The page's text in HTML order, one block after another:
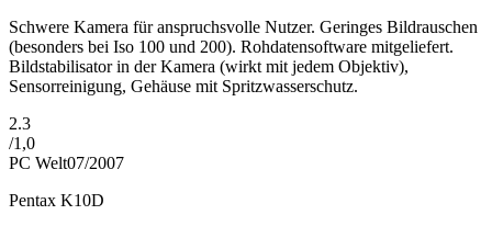
Schwere Kamera für anspruchsvolle Nutzer. Geringes Bildrauschen
(besonders bei Iso 100 und 200). Rohdatensoftware mitgeliefert.
Bildstabilisator in der Kamera (wirkt mit jedem Objektiv),
Sensorreinigung, Gehäuse mit Spritzwasserschutz.
2.3
/1,0
PC Welt07/2007
Pentax K10D